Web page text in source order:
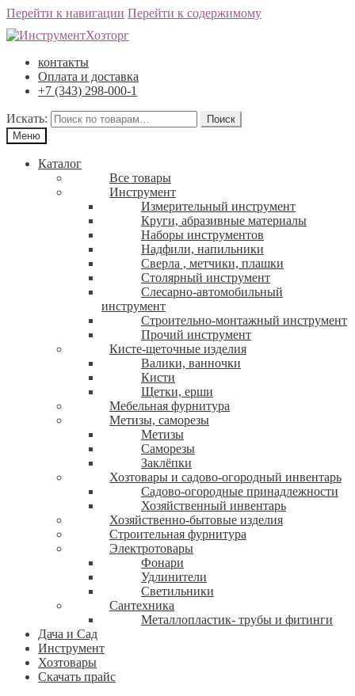
Перейти к навигации Перейти к содержимому
контакты
Оплата и доставка
+7 (343) 298-000-1
Искать:
Меню
Каталог
Все товары
Инструмент
Измерительный инструмент
Круги, абразивные материалы
Наборы инструментов
Надфили, напильники
Сверла , метчики, плашки
Столярный инструмент
Слесарно-автомобильный
инструмент
Строительно-монтажный инструмент
Прочий инструмент
Кисте-щеточные изделия
Валики, ванночки
Кисти
Щетки, ерши
Мебельная фурнитура
Метизы, саморезы
Метизы
Саморезы
Заклёпки
Хозтовары и садово-огородный инвентарь
Садово-огородные принадлежности
Хозяйственный инвентарь
Хозяйственно-бытовые изделия
Строительная фурнитура
Электротовары
Фонари
Удлинители
Светильники
Сантехника
Металлопластик- трубы и фитинги
Дача и Сад
Инструмент
Хозтовары
Скачать прайс